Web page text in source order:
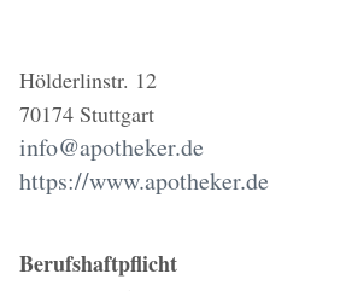
Hölderlinstr. 12
70174 Stuttgart
info@apotheker.de
https://www.apotheker.de
Berufshaftpflicht